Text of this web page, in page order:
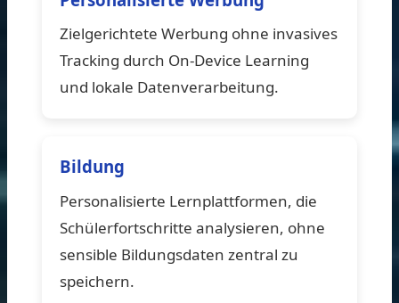
Zielgerichtete Werbung ohne invasives
Tracking durch On-Device Learning
und lokale Datenverarbeitung.
Bildung
Personalisierte Lernplattformen, die
Schülerfortschritte analysieren, ohne
sensible Bildungsdaten zentral zu
speichern.